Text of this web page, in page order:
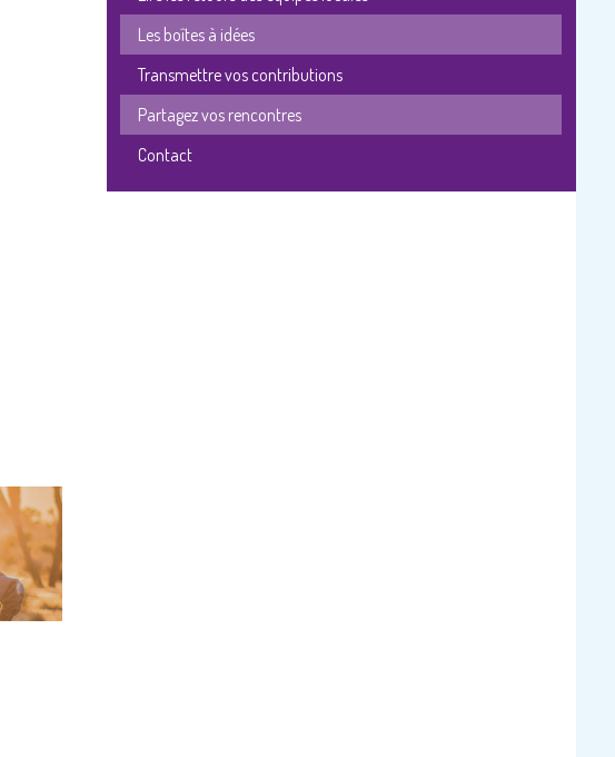
Les boîtes à idées
Transmettre vos contributions
Partagez vos rencontres
Contact